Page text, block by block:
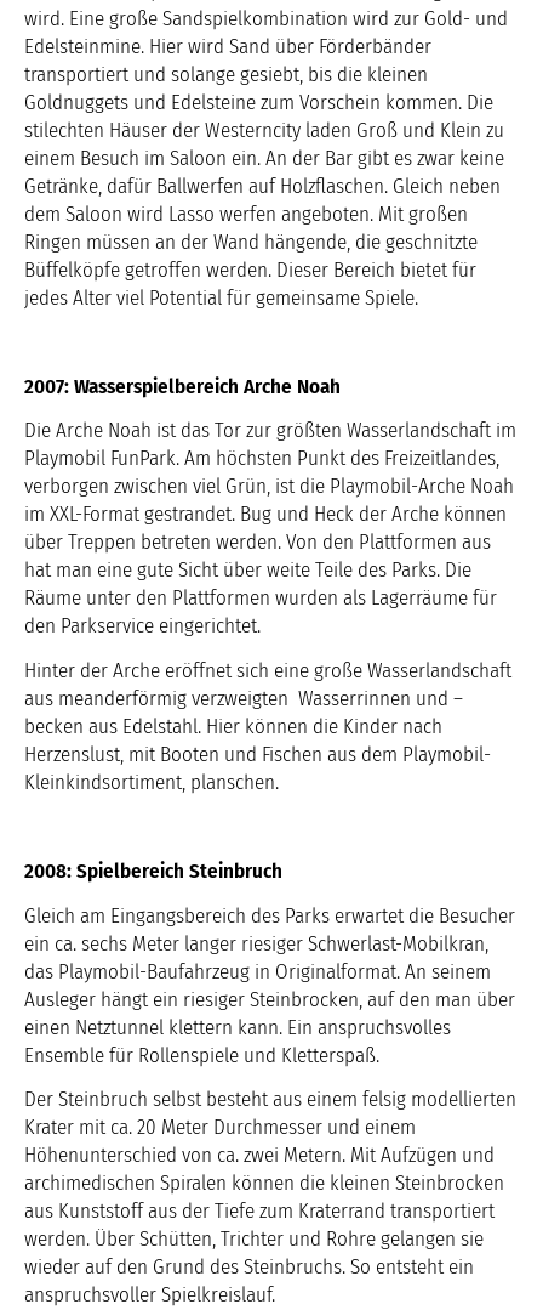
wird. Eine große Sandspielkombination wird zur Gold- und
Edelsteinmine. Hier wird Sand über Förderbänder
transportiert und solange gesiebt, bis die kleinen
Goldnuggets und Edelsteine zum Vorschein kommen. Die
stilechten Häuser der Westerncity laden Groß und Klein zu
einem Besuch im Saloon ein. An der Bar gibt es zwar keine
Getränke, dafür Ballwerfen auf Holzflaschen. Gleich neben
dem Saloon wird Lasso werfen angeboten. Mit großen
Ringen müssen an der Wand hängende, die geschnitzte
Büffelköpfe getroffen werden. Dieser Bereich bietet für
jedes Alter viel Potential für gemeinsame Spiele.
2007: Wasserspielbereich Arche Noah
Die Arche Noah ist das Tor zur größten Wasserlandschaft im
Playmobil FunPark. Am höchsten Punkt des Freizeitlandes,
verborgen zwischen viel Grün, ist die Playmobil-Arche Noah
im XXL-Format gestrandet. Bug und Heck der Arche können
über Treppen betreten werden. Von den Plattformen aus
hat man eine gute Sicht über weite Teile des Parks. Die
Räume unter den Plattformen wurden als Lagerräume für
den Parkservice eingerichtet.
Hinter der Arche eröffnet sich eine große Wasserlandschaft
aus meanderförmig verzweigten Wasserrinnen und –
becken aus Edelstahl. Hier können die Kinder nach
Herzenslust, mit Booten und Fischen aus dem Playmobil-
Kleinkindsortiment, planschen.
2008: Spielbereich Steinbruch
Gleich am Eingangsbereich des Parks erwartet die Besucher
ein ca. sechs Meter langer riesiger Schwerlast-Mobilkran,
das Playmobil-Baufahrzeug in Originalformat. An seinem
Ausleger hängt ein riesiger Steinbrocken, auf den man über
einen Netztunnel klettern kann. Ein anspruchsvolles
Ensemble für Rollenspiele und Kletterspaß.
Der Steinbruch selbst besteht aus einem felsig modellierten
Krater mit ca. 20 Meter Durchmesser und einem
Höhenunterschied von ca. zwei Metern. Mit Aufzügen und
archimedischen Spiralen können die kleinen Steinbrocken
aus Kunststoff aus der Tiefe zum Kraterrand transportiert
werden. Über Schütten, Trichter und Rohre gelangen sie
wieder auf den Grund des Steinbruchs. So entsteht ein
anspruchsvoller Spielkreislauf.